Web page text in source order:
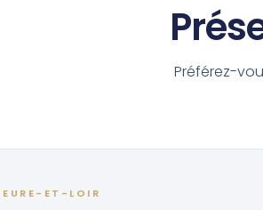
Préférez-
EURE-ET-LOIR